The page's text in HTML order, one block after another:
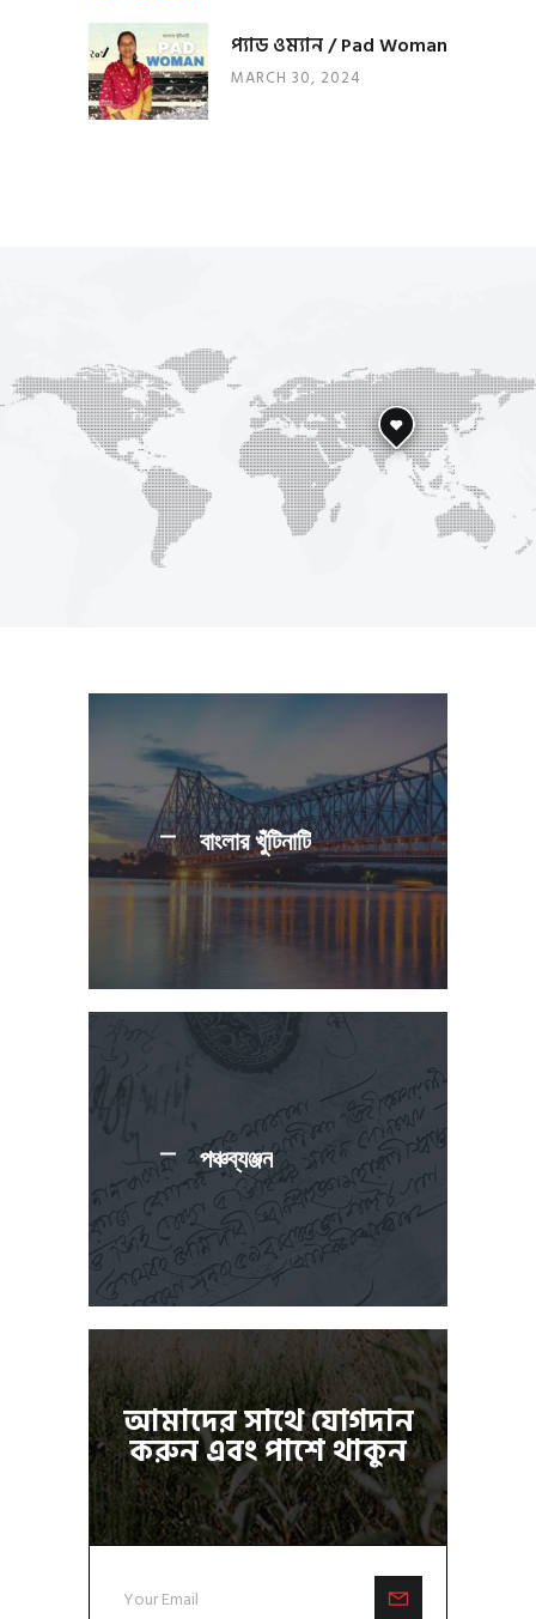
প্যাড ওম্যান / Pad Woman
MARCH 30, 2024
বাংলার খুঁটিনাটি
পঞ্চব্যঞ্জন
আমাদের সাথে যোগদান
করুন এবং পাশে থাকুন